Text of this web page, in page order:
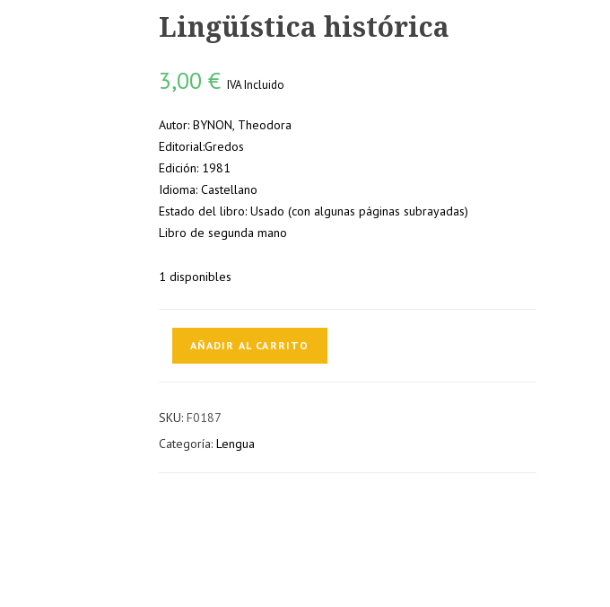
Lingüística histórica
3,00€ IVA Incluido
Autor: BYNON, Theodora
Editorial:Gredos
Edición: 1981
Idioma: Castellano
Estado del libro: Usado (con algunas páginas subrayadas)
Libro de segunda mano
1 disponibles
LingüísticaAÑADIR AL CARRITO
SKU:F0187
Categoría:Lengua